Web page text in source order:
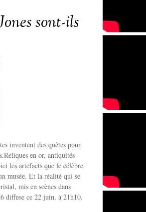
sont-ils
inventent des quêtes pour
en or, antiquités
les artefacts que le célèbre
musée. Et la réalité qui se
mis en scènes dans
diffuse ce 22 juin, à 21h10.